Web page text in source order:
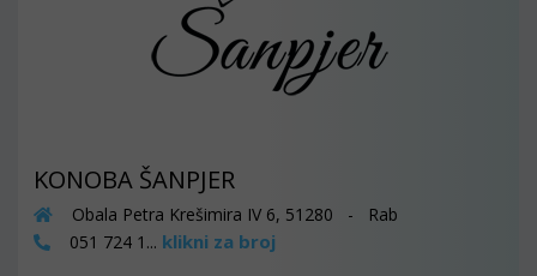
KONOBA ŠANPJER
Obala Petra Krešimira IV 6, 51280 - Rab
051 724 1... klikni za broj